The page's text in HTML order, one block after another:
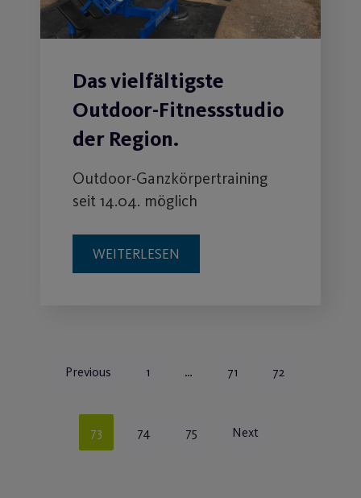
Das vielfältigste
Outdoor-Fitnessstudio
der Region.
Outdoor-Ganzkörpertraining
seit 14.04. möglich
WEITERLESEN
Previous 1 … 71 72
73 74 75 Next